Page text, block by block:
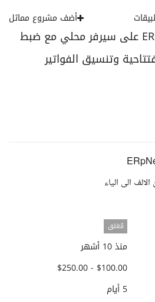
تسطيب برنامج ERPNEXT على سيرفر محلي مع ضبط
وتنسيق الفواتير
أضف مشروع مماثل
الى الياء
مُغلق
منذ 10 أشهر
$100.00 - $250.00
5 أيام